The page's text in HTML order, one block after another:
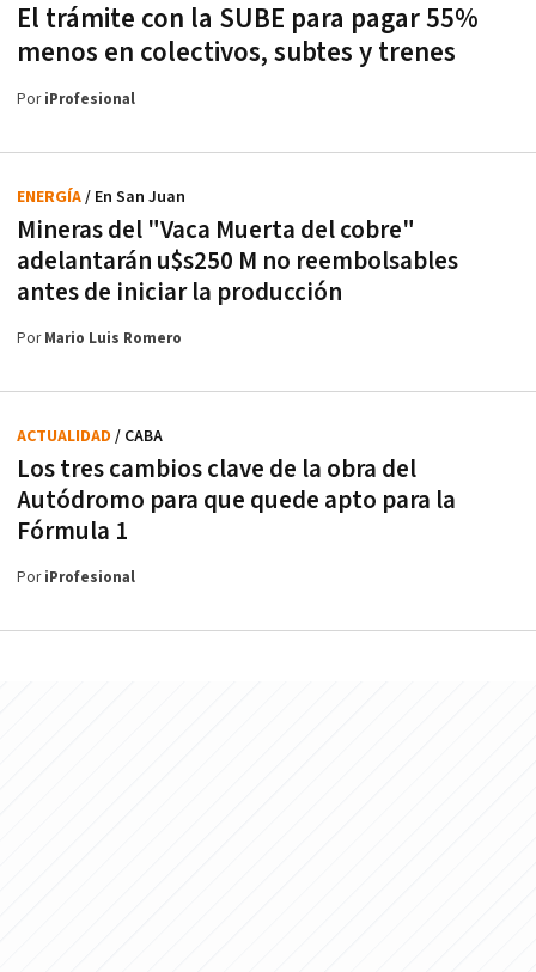
El trámite con la SUBE para pagar 55%
menos en colectivos, subtes y trenes
PoriProfesional
Mineras del "Vaca Muerta del cobre"
adelantarán u$s250 M no reembolsables
antes de iniciar la producción
ENERGÍA/ En San Juan
PorMario Luis Romero
Los tres cambios clave de la obra del
Autódromo para que quede apto para la
Fórmula 1
ACTUALIDAD / CABA
PoriProfesional